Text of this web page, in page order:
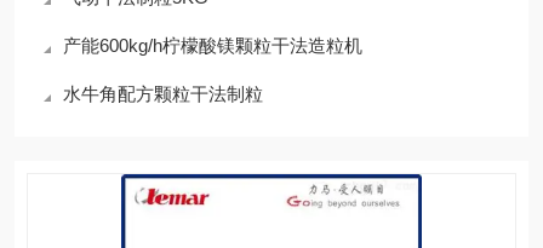
产能600kg/h柠檬酸镁颗粒干法造粒机
水牛角配方颗粒干法制粒